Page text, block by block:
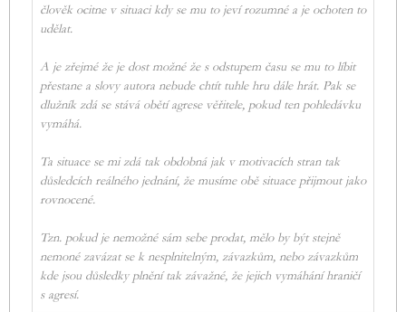
člověk ocitne v situaci kdy se mu to jeví rozumné a je ochoten to
udělat.
A je zřejmé že je dost možné že s odstupem času se mu to líbit
přestane a slovy autora nebude chtít tuhle hru dále hrát. Pak se
dlužník zdá se stává obětí agrese věřitele, pokud ten pohledávku
vymáhá.
Ta situace se mi zdá tak obdobná jak v motivacích stran tak
důsledcích reálného jednání, že musíme obě situace přijmout jako
rovnocené.
Tzn. pokud je nemožné sám sebe prodat, mělo by být stejně
nemoné zavázat se k nesplnitelným, závazkům, nebo závazkům
kde jsou důsledky plnění tak závažné, že jejich vymáhání hraničí
s agresí.